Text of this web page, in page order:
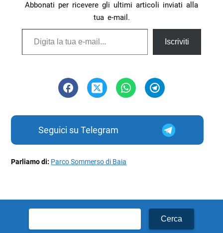
Abbonati per ricevere gli ultimi articoli inviati alla
tua e-mail.
Digita la tua e-mail...
Iscriviti
Seguici su Telegram
Parliamo di: Parco Sommerso di Baia
per: